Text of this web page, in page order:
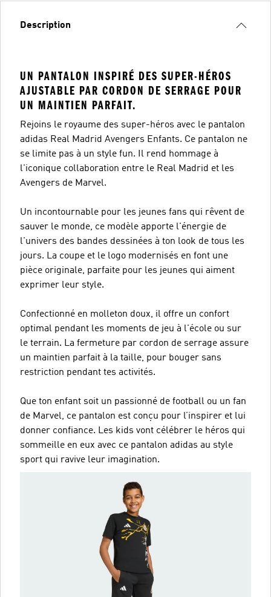
Description
UN PANTALON INSPIRÉ DES SUPER-HÉROS
AJUSTABLE PAR CORDON DE SERRAGE POUR
UN MAINTIEN PARFAIT.
Rejoins le royaume des super-héros avec le pantalon
adidas Real Madrid Avengers Enfants. Ce pantalon ne
se limite pas à un style fun. Il rend hommage à
l'iconique collaboration entre le Real Madrid et les
Avengers de Marvel.
Un incontournable pour les jeunes fans qui rêvent de
sauver le monde, ce modèle apporte l'énergie de
l'univers des bandes dessinées à ton look de tous les
jours. La coupe et le logo modernisés en font une
pièce originale, parfaite pour les jeunes qui aiment
exprimer leur style.
Confectionné en molleton doux, il offre un confort
optimal pendant les moments de jeu à l'école ou sur
le terrain. La fermeture par cordon de serrage assure
un maintien parfait à la taille, pour bouger sans
restriction pendant tes activités.
Que ton enfant soit un passionné de football ou un fan
de Marvel, ce pantalon est conçu pour l’inspirer et lui
donner confiance. Les kids vont célébrer le héros qui
sommeille en eux avec ce pantalon adidas au style
sport qui ravive leur imagination.